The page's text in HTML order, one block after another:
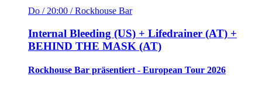
Do / 20:00 / Rockhouse Bar
Internal Bleeding (US) + Lifedrainer (AT) +
BEHIND THE MASK (AT)
Rockhouse Bar präsentiert - European Tour 2026